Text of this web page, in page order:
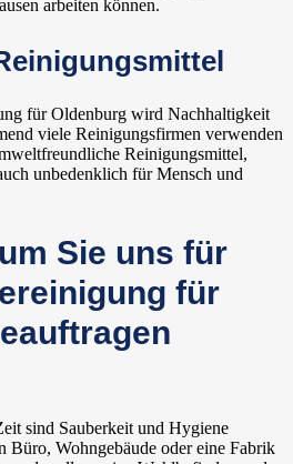
arbeiten können.
für Oldenburg wird Nachhaltigkeit
viele Reinigungsfirmen verwenden
Reinigungsmittel,
unbedenklich für Mensch und
Sie uns für
für
sind Sauberkeit und Hygiene
Büro, Wohngebäude oder eine Fabrik